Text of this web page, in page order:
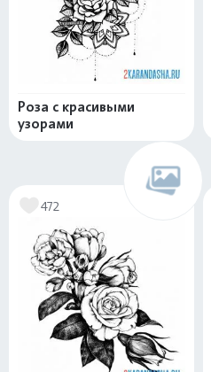
Роза с красивыми
узорами
472